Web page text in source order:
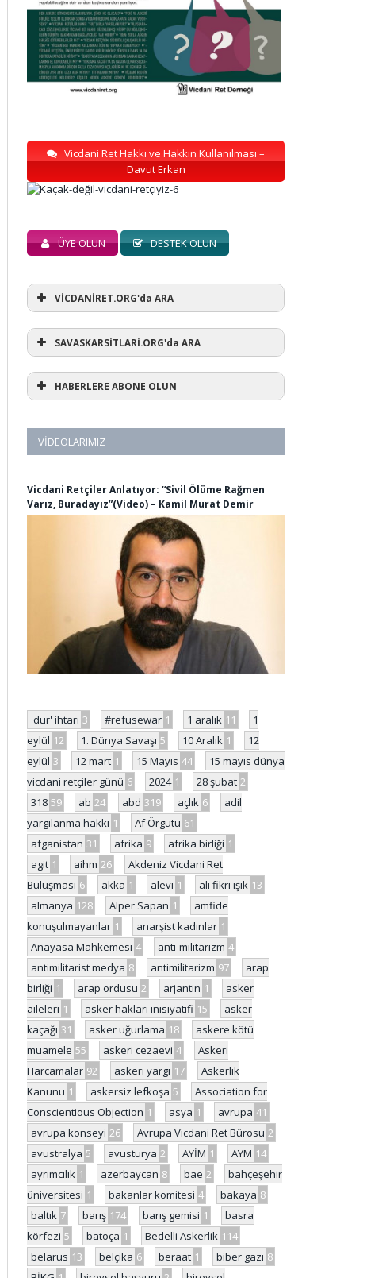
Vicdani Ret Hakkı ve Hakkın Kullanılması –
Davut Erkan
ÜYE OLUN DESTEK OLUN
VİCDANİRET.ORG'da ARA
SAVASKARSİTLARİ.ORG'da ARA
HABERLERE ABONE OLUN
VIDEOLARIMIZ
Vicdani Retçiler Anlatıyor: “Sivil Ölüme Rağmen
Varız, Buradayız”(Video) – Kamil Murat Demir
'dur' ihtarı 3 #refusewar 1 1 aralık 11
1
eylül 12 1. Dünya Savaşı 5 10 Aralık 1
12
eylül 3 12 mart 1 15 Mayıs 44
15 mayıs dünya
vicdani retçiler günü 6 2024 1 28 şubat 2
318 59 ab 24 abd 319 açlık 6
adil
yargılanma hakkı 1 Af Örgütü 61
afganistan 31 afrika 9 afrika birliği 1
agit 1 aihm 26
Akdeniz Vicdani Ret
Buluşması 6 akka 1 alevi 1 ali fikri ışık 13
almanya 128 Alper Sapan 1
amfide
konuşulmayanlar 1 anarşist kadınlar 1
Anayasa Mahkemesi 4 anti-militarizm 4
antimilitarist medya 8 antimilitarizm 97
arap
birliği 1 arap ordusu 2 arjantin 1
asker
aileleri 1 asker hakları inisiyatifi 15
asker
kaçağı 31 asker uğurlama 18
askere kötü
muamele 55 askeri cezaevi 4
Askeri
Harcamalar 92 askeri yargı 17
Askerlik
Kanunu 1 askersiz lefkoşa 5
Association for
Conscientious Objection 1 asya 1 avrupa 41
avrupa konseyi 26 Avrupa Vicdani Ret Bürosu 2
avustralya 5 avusturya 2 AYİM 1 AYM 14
ayrımcılık 1 azerbaycan 8 bae 2
bahçeşehir
üniversitesi 1 bakanlar komitesi 4 bakaya 8
baltık 7 barış 174 barış gemisi 1
basra
körfezi 5 batoça 1 Bedelli Askerlik 114
belarus 13 belçika 6 beraat 1 biber gazı 8